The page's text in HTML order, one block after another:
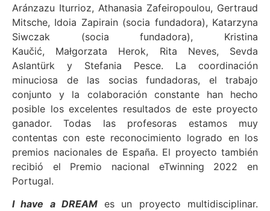
Aránzazu Iturrioz, Athanasia Zafeiropoulou, Gertraud
Mitsche, Idoia Zapirain (socia fundadora), Katarzyna
Siwczak (socia fundadora), Kristina
Kaučić, Małgorzata Herok, Rita Neves, Sevda
Aslantürk y Stefania Pesce. La coordinación
minuciosa de las socias fundadoras, el trabajo
conjunto y la colaboración constante han hecho
posible los excelentes resultados de este proyecto
ganador. Todas las profesoras estamos muy
contentas con este reconocimiento logrado en los
premios nacionales de España. El proyecto también
recibió el Premio nacional eTwinning 2022 en
Portugal.
I have a DREAMes un proyecto multidisciplinar.